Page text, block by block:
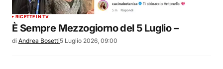
RICETTE IN TV
È Sempre Mezzogiorno del 5 Luglio –
di Andrea Bosetti5 Luglio 2026, 09:00